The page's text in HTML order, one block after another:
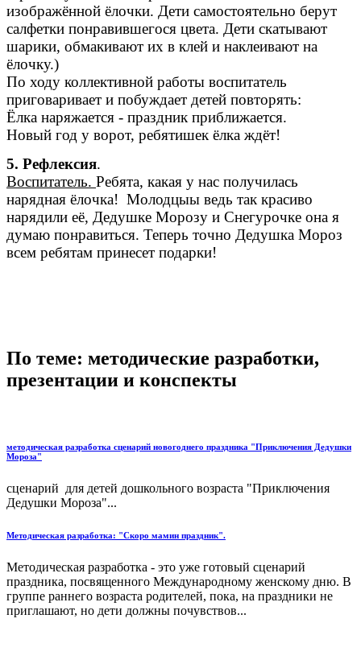
изображённой ёлочки. Дети самостоятельно берут
салфетки понравившегося цвета. Дети скатывают
шарики, обмакивают их в клей и наклеивают на
ёлочку.)
По ходу коллективной работы воспитатель
приговаривает и побуждает детей повторять:
Ёлка наряжается - праздник приближается.
Новый год у ворот, ребятишек ёлка ждёт!
5. Рефлексия.
Воспитатель. Ребята, какая у нас получилась
нарядная ёлочка! Молодцыы ведь так красиво
нарядили её, Дедушке Морозу и Снегурочке она я
думаю понравиться. Теперь точно Дедушка Мороз
всем ребятам принесет подарки!
По теме: методические разработки,
презентации и конспекты
методическая разработка сценарий новогоднего праздника "Приключения Дедушки
Мороза"
сценарий для детей дошкольного возраста "Приключения
Дедушки Мороза"...
Методическая разработка: "Скоро мамин праздник".
Методическая разработка - это уже готовый сценарий
праздника, посвященного Международному женскому дню. В
группе раннего возраста родителей, пока, на праздники не
приглашают, но дети должны почувствов...